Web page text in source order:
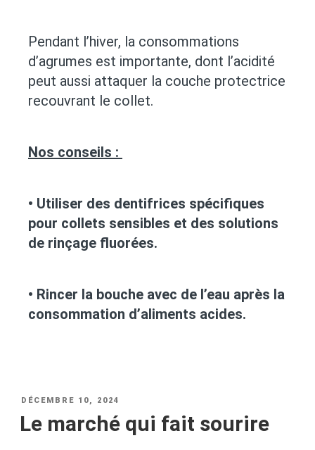
Pendant l’hiver, la consommations
d’agrumes est importante, dont l’acidité
peut aussi attaquer la couche protectrice
recouvrant le collet.
Nos conseils :
• Utiliser des dentifrices spécifiques
pour collets sensibles et des solutions
de rinçage fluorées.
• Rincer la bouche avec de l’eau après la
consommation d’aliments acides.
DÉCEMBRE 10, 2024
Le marché qui fait sourire